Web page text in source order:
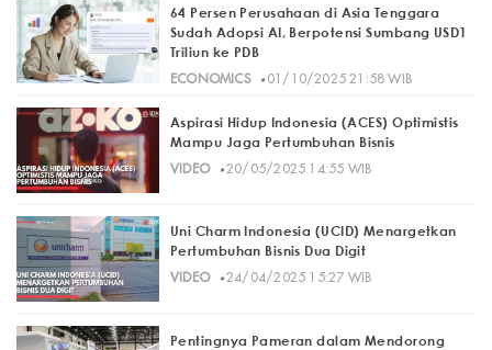
64 Persen Perusahaan di Asia Tenggara
Sudah Adopsi AI, Berpotensi Sumbang USD1
Triliun ke PDB
ECONOMICS· 01/10/2025 21:58 WIB
Aspirasi Hidup Indonesia (ACES) Optimistis
Mampu Jaga Pertumbuhan Bisnis
VIDEO· 20/05/2025 14:55 WIB
Uni Charm Indonesia (UCID) Menargetkan
Pertumbuhan Bisnis Dua Digit
VIDEO· 24/04/2025 15:27 WIB
Pentingnya Pameran dalam Mendorong